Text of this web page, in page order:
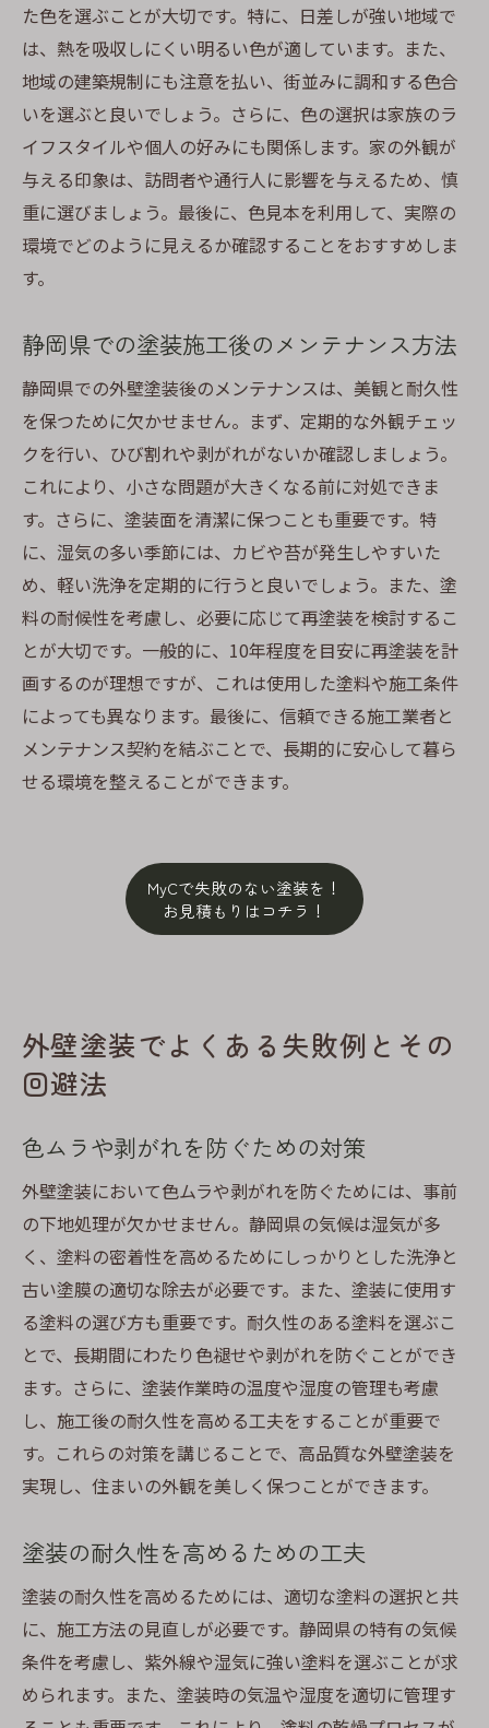
た色を選ぶことが大切です。特に、日差しが強い地域で
は、熱を吸収しにくい明るい色が適しています。また、
地域の建築規制にも注意を払い、街並みに調和する色合
いを選ぶと良いでしょう。さらに、色の選択は家族のラ
イフスタイルや個人の好みにも関係します。家の外観が
与える印象は、訪問者や通行人に影響を与えるため、慎
重に選びましょう。最後に、色見本を利用して、実際の
環境でどのように見えるか確認することをおすすめしま
す。
静岡県での塗装施工後のメンテナンス方法
静岡県での外壁塗装後のメンテナンスは、美観と耐久性
を保つために欠かせません。まず、定期的な外観チェッ
クを行い、ひび割れや剥がれがないか確認しましょう。
これにより、小さな問題が大きくなる前に対処できま
す。さらに、塗装面を清潔に保つことも重要です。特
に、湿気の多い季節には、カビや苔が発生しやすいた
め、軽い洗浄を定期的に行うと良いでしょう。また、塗
料の耐候性を考慮し、必要に応じて再塗装を検討するこ
とが大切です。一般的に、10年程度を目安に再塗装を計
画するのが理想ですが、これは使用した塗料や施工条件
によっても異なります。最後に、信頼できる施工業者と
メンテナンス契約を結ぶことで、長期的に安心して暮ら
せる環境を整えることができます。
MyCで失敗のない塗装を！
お見積もりはコチラ！
外壁塗装でよくある失敗例とその
回避法
色ムラや剥がれを防ぐための対策
外壁塗装において色ムラや剥がれを防ぐためには、事前
の下地処理が欠かせません。静岡県の気候は湿気が多
く、塗料の密着性を高めるためにしっかりとした洗浄と
古い塗膜の適切な除去が必要です。また、塗装に使用す
る塗料の選び方も重要です。耐久性のある塗料を選ぶこ
とで、長期間にわたり色褪せや剥がれを防ぐことができ
ます。さらに、塗装作業時の温度や湿度の管理も考慮
し、施工後の耐久性を高める工夫をすることが重要で
す。これらの対策を講じることで、高品質な外壁塗装を
実現し、住まいの外観を美しく保つことができます。
塗装の耐久性を高めるための工夫
塗装の耐久性を高めるためには、適切な塗料の選択と共
に、施工方法の見直しが必要です。静岡県の特有の気候
条件を考慮し、紫外線や湿気に強い塗料を選ぶことが求
められます。また、塗装時の気温や湿度を適切に管理す